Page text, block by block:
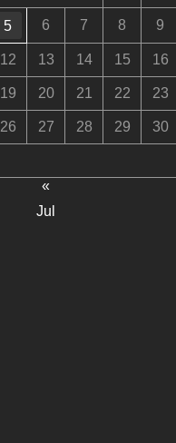
5 6 7 8 9
12 13 14 15 16
19 20 21 22 23
26 27 28 29 30
«
Jul